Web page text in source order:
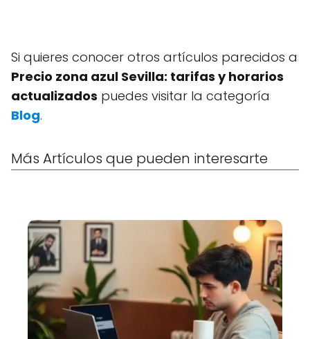
Si quieres conocer otros artículos parecidos a
Precio zona azul Sevilla: tarifas y horarios
actualizados puedes visitar la categoría
Blog.
Más Artículos que pueden interesarte